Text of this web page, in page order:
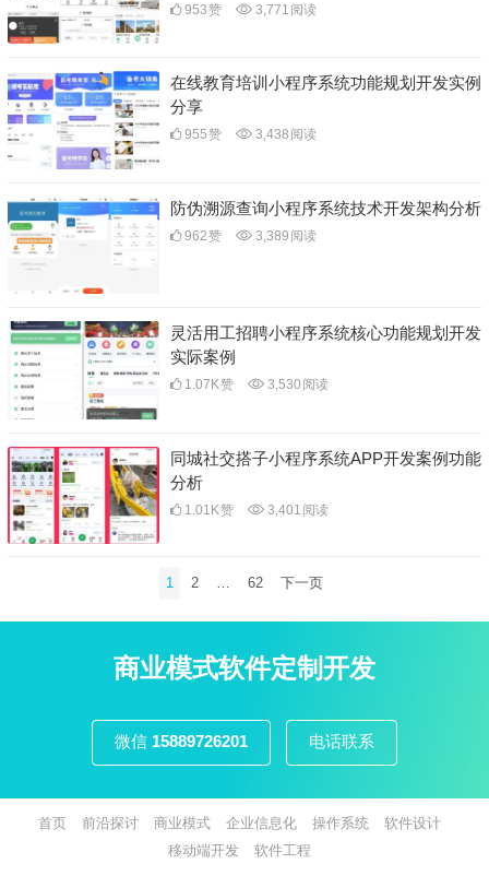
953赞 3,771 阅读
在线教育培训小程序系统功能规划开发实例
分享
955赞 3,438 阅读
防伪溯源查询小程序系统技术开发架构分析
962赞 3,389 阅读
灵活用工招聘小程序系统核心功能规划开发
实际案例
1.07K赞 3,530 阅读
同城社交搭子小程序系统APP开发案例功能
分析
1.01K赞 3,401 阅读
分
1 2 62 下一页
商业模式软件定制开发
微信 15889726201 电话联系
首页 前沿探讨 商业模式 企业信息化 操作系统
软件设计
移动端开发
软件工程